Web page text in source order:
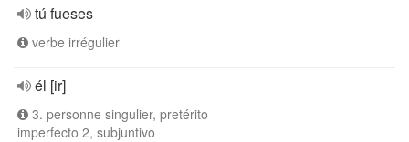
tú fueses
verbe irrégulier
él [ir]
3. personne singulier, pretérito
imperfecto 2, subjuntivo